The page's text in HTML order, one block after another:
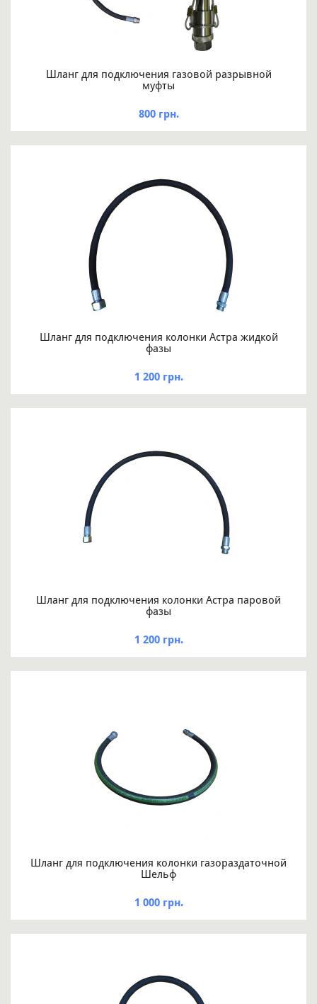
Шланг для подключения газовой разрывной
муфты
800 грн.
Шланг для подключения колонки Астра жидкой
фазы
1 200 грн.
Шланг для подключения колонки Астра паровой
фазы
1 200 грн.
Шланг для подключения колонки газораздаточной
Шельф
1 000 грн.